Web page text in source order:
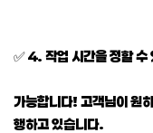
✅ 4. 작업 시간을 정할 수
가능합니다! 고객님이 원
행하고 있습니다.